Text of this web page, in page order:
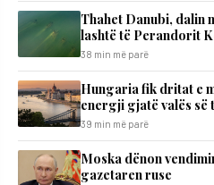
Thahet Danubi, dalin
lashtë të Perandorit
38 min më parë
Hungaria fik dritat e
energji gjatë valës së
39 min më parë
Moska dënon
gazetaren ruse